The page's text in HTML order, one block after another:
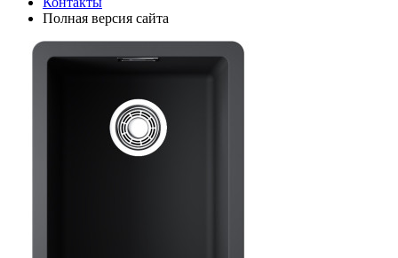
Полная версия сайта